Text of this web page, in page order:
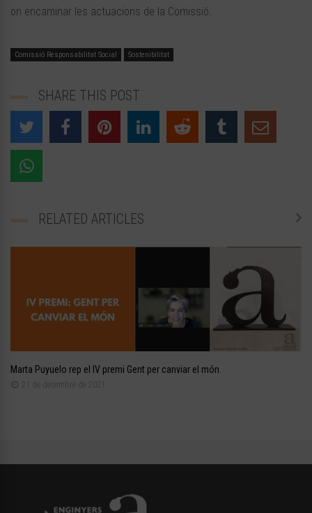
on encaminar les actuacions de la Comissió.
Comissió Responsabilitat Social Sostenibilitat
SHARE THIS POST
RELATED ARTICLES
Marta Puyuelo rep el IV premi Gent per canviar el món.
21 de desembre de 2021